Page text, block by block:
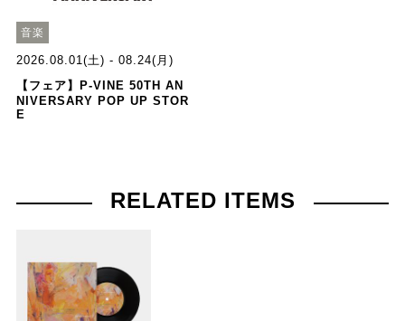
音楽
2026.08.01(土) - 08.24(月)
【フェア】P-VINE 50TH AN
NIVERSARY POP UP STOR
E
RELATED ITEMS